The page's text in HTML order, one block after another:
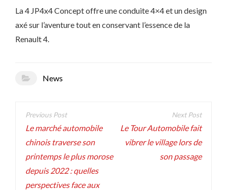
La 4 JP4x4 Concept offre une conduite 4×4 et un design
axé sur l’aventure tout en conservant l’essence de la
Renault 4.
News
Navigation
de
l’article
Le marché automobile
chinois traverse son
printemps le plus morose
depuis 2022 : quelles
perspectives face aux
Le Tour Automobile fait
vibrer le village lors de
son passage